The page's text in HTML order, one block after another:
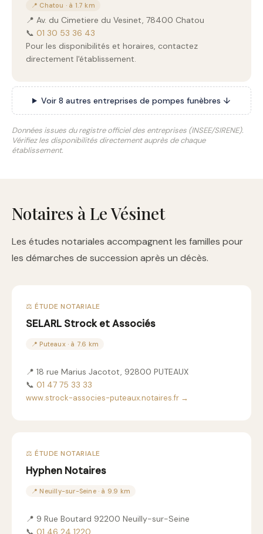
📍 Chatou · à 1.7 km
📍 Av. du Cimetiere du Vesinet, 78400 Chatou
📞 01 30 53 36 43
Pour les disponibilités et horaires, contactez
directement l'établissement.
Voir 8 autres entreprises de pompes funèbres ↓
Données issues du registre officiel des entreprises (INSEE/SIRENE).
Vérifiez les disponibilités directement auprès de chaque
établissement.
Notaires à Le Vésinet
Les études notariales accompagnent les familles pour
les démarches de succession après un décès.
⚖️ ÉTUDE NOTARIALE
SELARL Strock et Associés
📍 Puteaux · à 7.6 km
📍 18 rue Marius Jacotot, 92800 PUTEAUX
📞 01 47 75 33 33
www.strock-associes-puteaux.notaires.fr →
⚖️ ÉTUDE NOTARIALE
Hyphen Notaires
📍 Neuilly-sur-Seine · à 9.9 km
📍 9 Rue Boutard 92200 Neuilly-sur-Seine
📞 01 46 24 1220